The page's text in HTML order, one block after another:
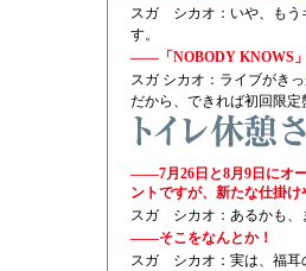
スガ シカオ：いや、もう
す。
——「NOBODY KNOWS
スガ シカオ：ライブがき
だから、できれば初回限
——7月26日と8月9日にオ
ントですが、新たな仕掛
スガ シカオ：あるかも、
——そこをなんとか！
スガ シカオ：実は、福耳